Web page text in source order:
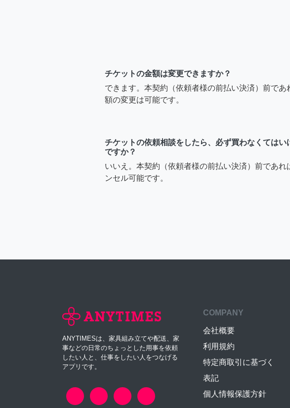
チケットの金額は変更できますか？
できます。本契約（依頼者様の前払い決済）前であ
額の変更は可能です。
チケットの依頼相談をしたら、必ず買わなくてはい
ですか？
いいえ。本契約（依頼者様の前払い決済）前であれ
ンセル可能です。
ANYTIMESは、家具組み立てや配送、家
事などの日常のちょっとした用事を依頼
したい人と、仕事をしたい人をつなげる
アプリです。
COMPANY
会社概要
利用規約
特定商取引に基づく
表記
個人情報保護方針